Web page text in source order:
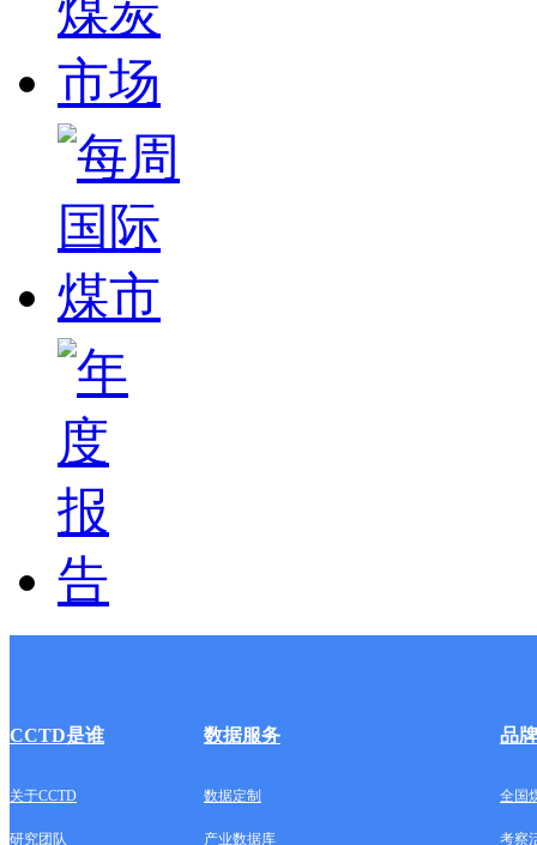
CCTD是谁 数据服务 品
关于CCTD 数据定制 全国
研究团队 产业数据库 考察